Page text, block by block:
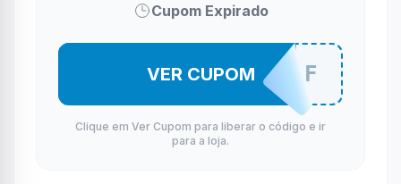
Cupom Expirado
MB15OFF
VER CUPOM
Clique em Ver Cupom para liberar o código e ir
para a loja.